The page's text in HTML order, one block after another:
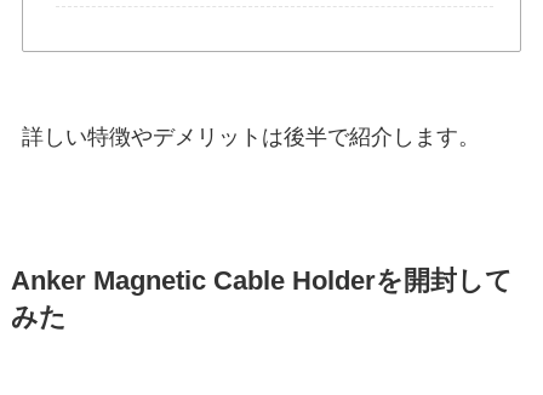
詳しい特徴やデメリットは後半で紹介します。
Anker Magnetic Cable Holderを開封して
みた